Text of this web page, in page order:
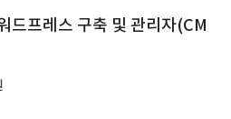
드프레스 구축 및 관리자(CM